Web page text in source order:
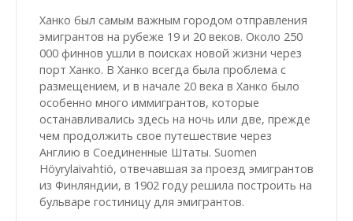
Ханко был самым важным городом отправления
эмигрантов на рубеже 19 и 20 веков. Около 250
000 финнов ушли в поисках новой жизни через
порт Ханко. В Ханко всегда была проблема с
размещением, и в начале 20 века в Ханко было
особенно много иммигрантов, которые
останавливались здесь на ночь или две, прежде
чем продолжить свое путешествие через
Англию в Соединенные Штаты. Suomen
Höyrylaivahtiö, отвечавшая за проезд эмигрантов
из Финляндии, в 1902 году решила построить на
бульваре гостиницу для эмигрантов.